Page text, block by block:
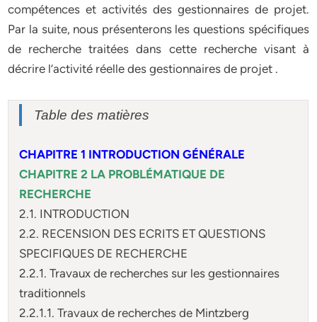
compétences et activités des gestionnaires de projet.
Par la suite, nous présenterons les questions spécifiques
de recherche traitées dans cette recherche visant à
décrire l’activité réelle des gestionnaires de projet .
Table des matières
CHAPITRE 1 INTRODUCTION GÉNÉRALE
CHAPITRE 2 LA PROBLÉMATIQUE DE
RECHERCHE
2.1. INTRODUCTION
2.2. RECENSION DES ECRITS ET QUESTIONS
SPECIFIQUES DE RECHERCHE
2.2.1. Travaux de recherches sur les gestionnaires
traditionnels
2.2.1.1. Travaux de recherches de Mintzberg